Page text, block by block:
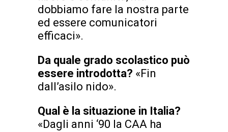
dobbiamo fare la nostra parte
ed essere comunicatori
efficaci».
Da quale grado scolastico può
essere introdotta? «Fin
dall’asilo nido».
Qual è la situazione in Italia?
«Dagli anni ‘90 la CAA ha